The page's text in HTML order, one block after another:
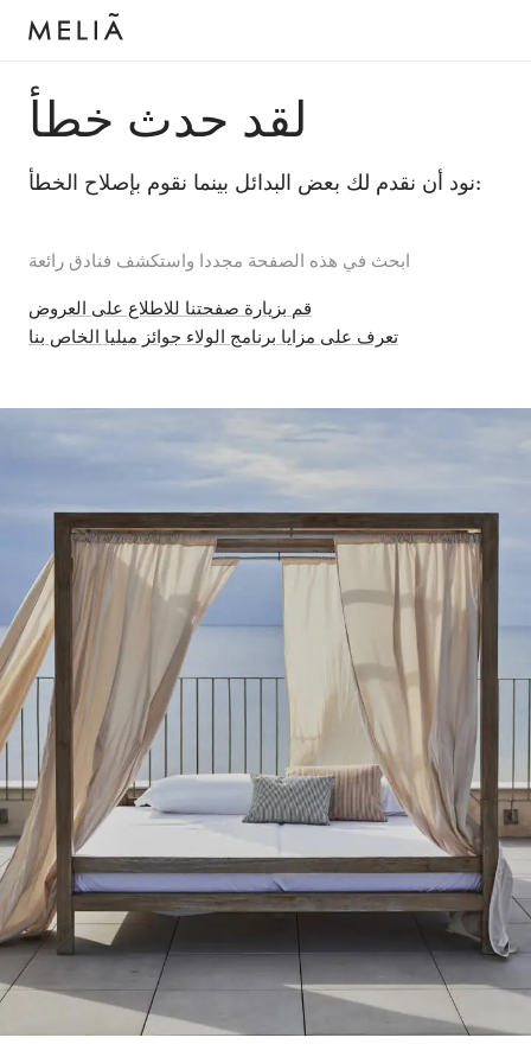
لقد حدث خطأ
نود أن نقدم لك بعض البدائل بينما نقوم بإصلاح الخطأ:
ابحث في هذه الصفحة مجددا واستكشف فنادق رائعة
قم بزيارة صفحتنا للاطلاع على العروض
تعرف على مزايا برنامج الولاء جوائز ميليا الخاص بنا